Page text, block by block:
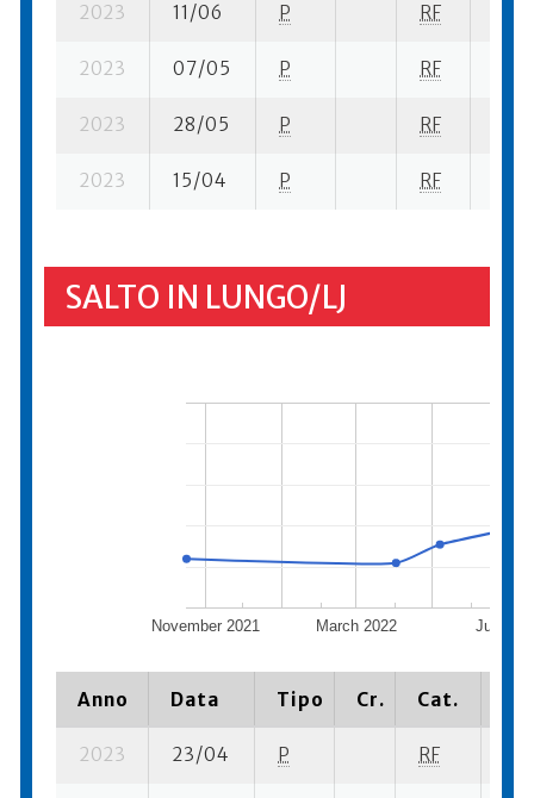
2023 11/06 P RF
2023 07/05 P RF
2023 28/05 P RF
2023 15/04 P RF
SALTO IN LUNGO/LJ
November 2021 March 2022 July
Anno Data Tipo Cr. Cat.
2023 23/04 P RF